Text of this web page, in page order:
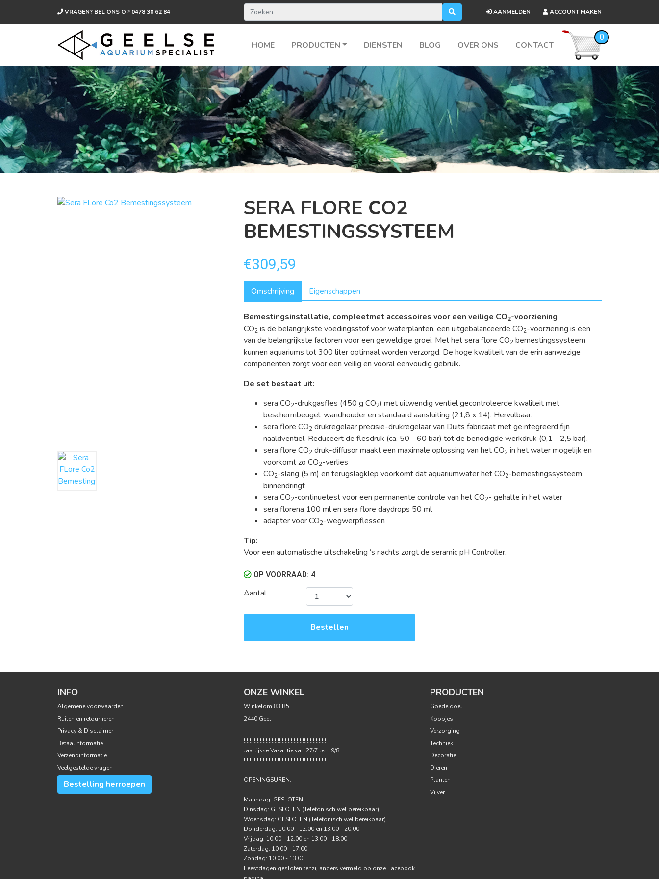
VRAGEN? BEL ONS OP 0478 30 62 84 AANMELDEN ACCOUNT MAKEN
HOME PRODUCTEN DIENSTEN BLOG OVER ONS CONTACT
0
SERA FLORE CO2
BEMESTINGSSYSTEEM
€309,59
Omschrijving Eigenschappen
Bemestingsinstallatie, compleetmet accessoires voor een veilige CO2-voorziening
CO2 is de belangrijkste voedingsstof voor waterplanten, een uitgebalanceerde CO2-voorziening is een
van de belangrijkste factoren voor een geweldige groei. Met het sera flore CO2 bemestingssysteem
kunnen aquariums tot 300 liter optimaal worden verzorgd. De hoge kwaliteit van de erin aanwezige
componenten zorgt voor een veilig en vooral eenvoudig gebruik.
De set bestaat uit:
sera CO2-drukgasfles (450 g CO2) met uitwendig ventiel gecontroleerde kwaliteit met
beschermbeugel, wandhouder en standaard aansluiting (21,8 x 14). Hervulbaar.
sera flore CO2 drukregelaar precisie-drukregelaar van Duits fabricaat met geïntegreerd fijn
naaldventiel. Reduceert de flesdruk (ca. 50 - 60 bar) tot de benodigde werkdruk (0,1 - 2,5 bar).
sera flore CO2 druk-diffusor maakt een maximale oplossing van het CO2 in het water mogelijk en
voorkomt zo CO2-verlies
CO2-slang (5 m) en terugslagklep voorkomt dat aquariumwater het CO2-bemestingssysteem
binnendringt
sera CO2-continuetest voor een permanente controle van het CO2- gehalte in het water
sera florena 100 ml en sera flore daydrops 50 ml
adapter voor CO2-wegwerpflessen
Tip:
Voor een automatische uitschakeling ‘s nachts zorgt de seramic pH Controller.
OP VOORRAAD: 4
Aantal
Bestellen
INFO
Algemene voorwaarden
Ruilen en retourneren
Privacy & Disclaimer
Betaalinformatie
Verzendinformatie
Veelgestelde vragen
Bestelling herroepen
ONZE WINKEL
Winkelom 83 B5
2440 Geel
!!!!!!!!!!!!!!!!!!!!!!!!!!!!!!!!!!!!!!!!!!!!!!!!!!!!!!!!
Jaarlijkse Vakantie van 27/7 tem 9/8
!!!!!!!!!!!!!!!!!!!!!!!!!!!!!!!!!!!!!!!!!!!!!!!!!!!!!!!!
OPENINGSUREN:
-------------------------
Maandag: GESLOTEN
Dinsdag: GESLOTEN (Telefonisch wel bereikbaar)
Woensdag: GESLOTEN (Telefonisch wel bereikbaar)
Donderdag: 10.00 - 12.00 en 13.00 - 20.00
Vrijdag: 10.00 - 12.00 en 13.00 - 18.00
Zaterdag: 10.00 - 17.00
Zondag: 10.00 - 13.00
Feestdagen gesloten tenzij anders vermeld op onze Facebook
PRODUCTEN
Goede doel
Koopjes
Verzorging
Techniek
Decoratie
Dieren
Planten
Vijver